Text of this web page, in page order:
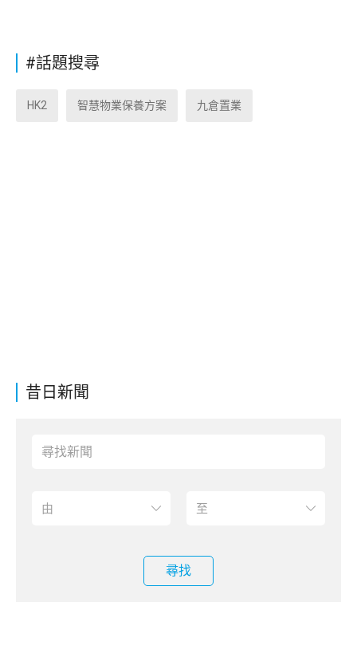
昔日新聞
尋找
#話題搜尋
HK2 智慧物業保養方案 九倉置業